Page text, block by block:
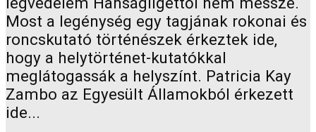
Most a legénység egy tagjának rokonai és
roncskutató történészek érkeztek ide,
hogy a helytörténet-kutatókkal
meglátogassák a helyszínt. Patricia Kay
Zambo az Egyesült Államokból érkezett
ide...